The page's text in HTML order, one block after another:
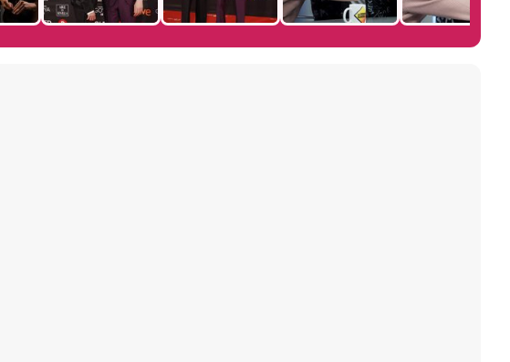
Magdalena de Suecia responde a las críticas y explica por qué le han permitido lanzar su propio negocio